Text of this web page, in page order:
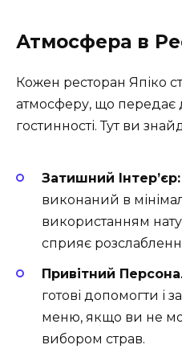
Атмосфера в
Кожен ресторан Япіко
атмосферу, що передає
гостинності. Тут ви
Затишний Інтер’єр:
виконаний в
використанням
сприяє
Привітний
готові допомогти і
меню, якщо ви не
вибором страв.